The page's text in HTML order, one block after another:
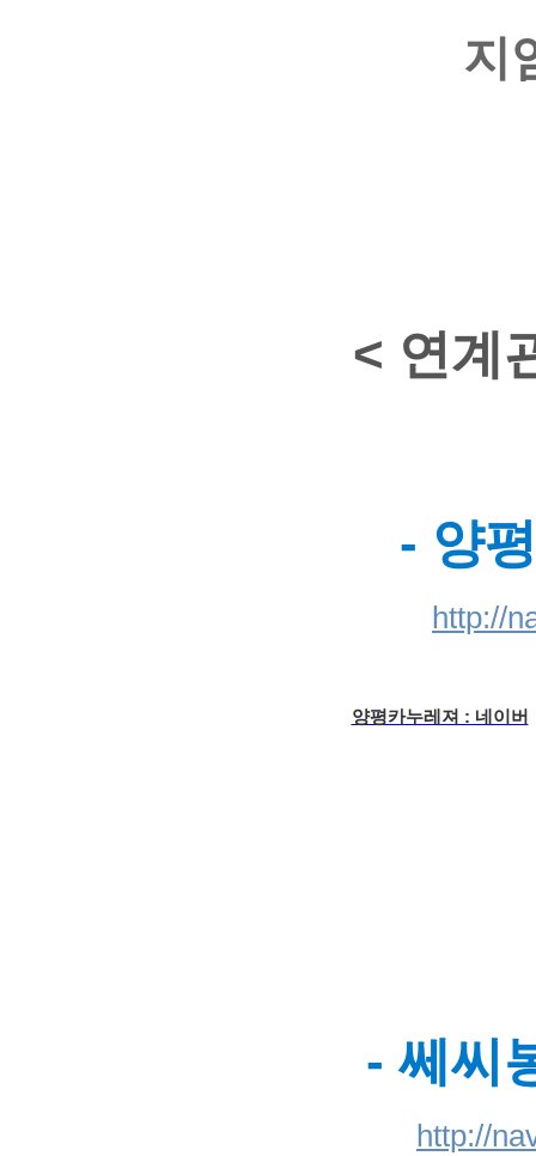
지
< 연계
- 양
http://
양평카누레져 : 네이버
- 쎄씨
http://